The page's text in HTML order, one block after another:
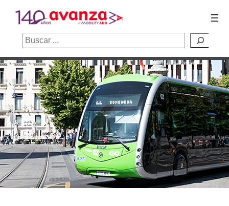
Saltar
al
contenido
Buscar